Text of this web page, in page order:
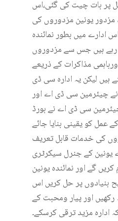
پر بات چیت کی گئی،اس
یونین مزدوروں کی
حق رکھتی ہے اس ادارے میں بطور نمائندہ
رہے ہیں جس سے مزدوروں
مذاکرات کے ذریعے
ہیں لیکن یہ ادارہ سی ڈی
نے چیئرمین سی ڈی اے اور
سی ڈی اے نے بورڈ
کو یقینی بنایا جائے
کی خدمات قابل تعریف
یونین کے جنرل سیکرٹری
گے اور نمائندہ یونین
بنیادوں پر حل کریں اس
اور پیار ومحبت کے
ادارہ مزید ترقی کرسکے۔